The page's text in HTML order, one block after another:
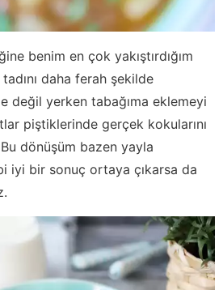
benim en çok yakıştırdığım
daha ferah şekilde
değil yerken tabağıma eklemeyi
piştiklerinde gerçek kokularını
dönüşüm bazen yayla
iyi bir sonuç ortaya çıkarsa da